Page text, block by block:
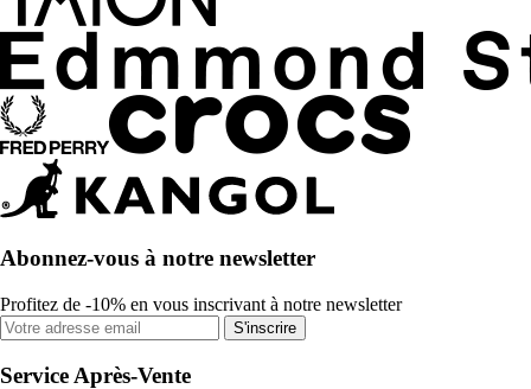
Abonnez-vous à notre newsletter
Profitez de -10% en vous inscrivant à notre newsletter
S'inscrire
Service Après-Vente